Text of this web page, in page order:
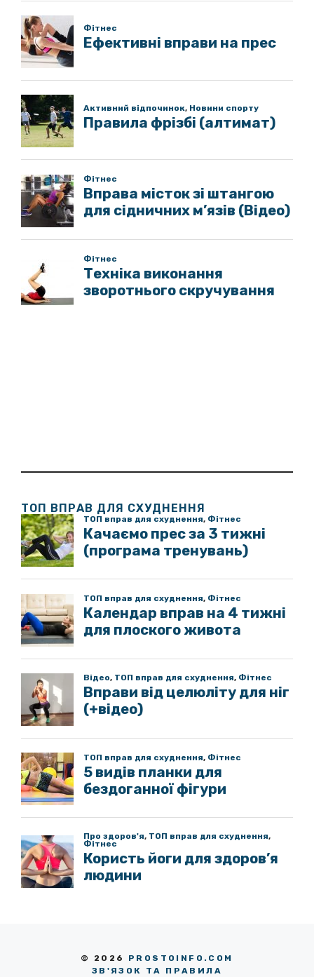
ТОП ВПРАВ ДЛЯ СХУДНЕННЯ
© 2026 PROSTOINFO.COM
ЗВ'ЯЗОК ТА ПРАВИЛА